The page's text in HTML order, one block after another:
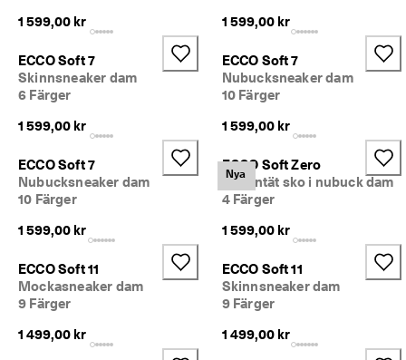
1 599,00 kr
1 599,00 kr
ECCO Soft 7
Skinnsneaker dam
6 Färger
1 599,00 kr
ECCO Soft 7
Nubucksneaker dam
10 Färger
1 599,00 kr
ECCO Soft 7
Nubucksneaker dam
10 Färger
1 599,00 kr
Nya
ECCO Soft Zero
Vattentät sko i nubuck dam
4 Färger
1 599,00 kr
ECCO Soft 11
Mockasneaker dam
9 Färger
1 499,00 kr
ECCO Soft 11
Skinnsneaker dam
9 Färger
1 499,00 kr